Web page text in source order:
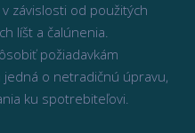
závislosti od použitých
líšt a čalúnenia.
požiadavkám
o netradičnú úpravu,
ku spotrebiteľovi.